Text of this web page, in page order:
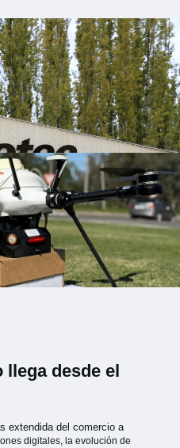
desde el
extendida del comercio a
digitales, la evolución de